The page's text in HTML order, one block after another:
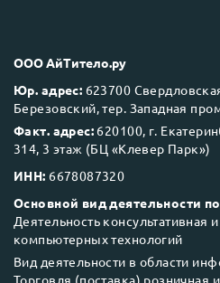
ООО АйТитело.ру
Юр. адрес: 623700
Березовский, тер. Западная
Факт. адрес: 620100, г.
314, 3 этаж (БЦ «Клевер Парк»)
ИНН: 6678087320
Основной вид деятельности
Деятельность консультативная
компьютерных технологий
Вид деятельности в области
Торговля (поставка) розничная